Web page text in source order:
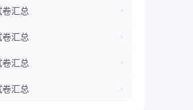
汇总
汇总
汇总
汇总